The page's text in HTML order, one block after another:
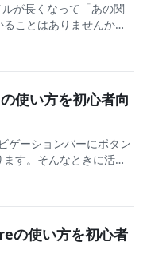
が長くなって「あの関
ことはありませんか？
忘れてしまった経験は
使い方を初心者向
ゲーションバーにボタン
す。そんなときに活躍
SwiftUI初心者の方でも
の使い方を初心者